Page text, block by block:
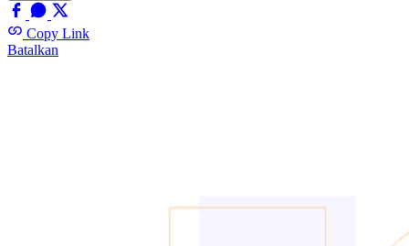
Copy Link
Batalkan